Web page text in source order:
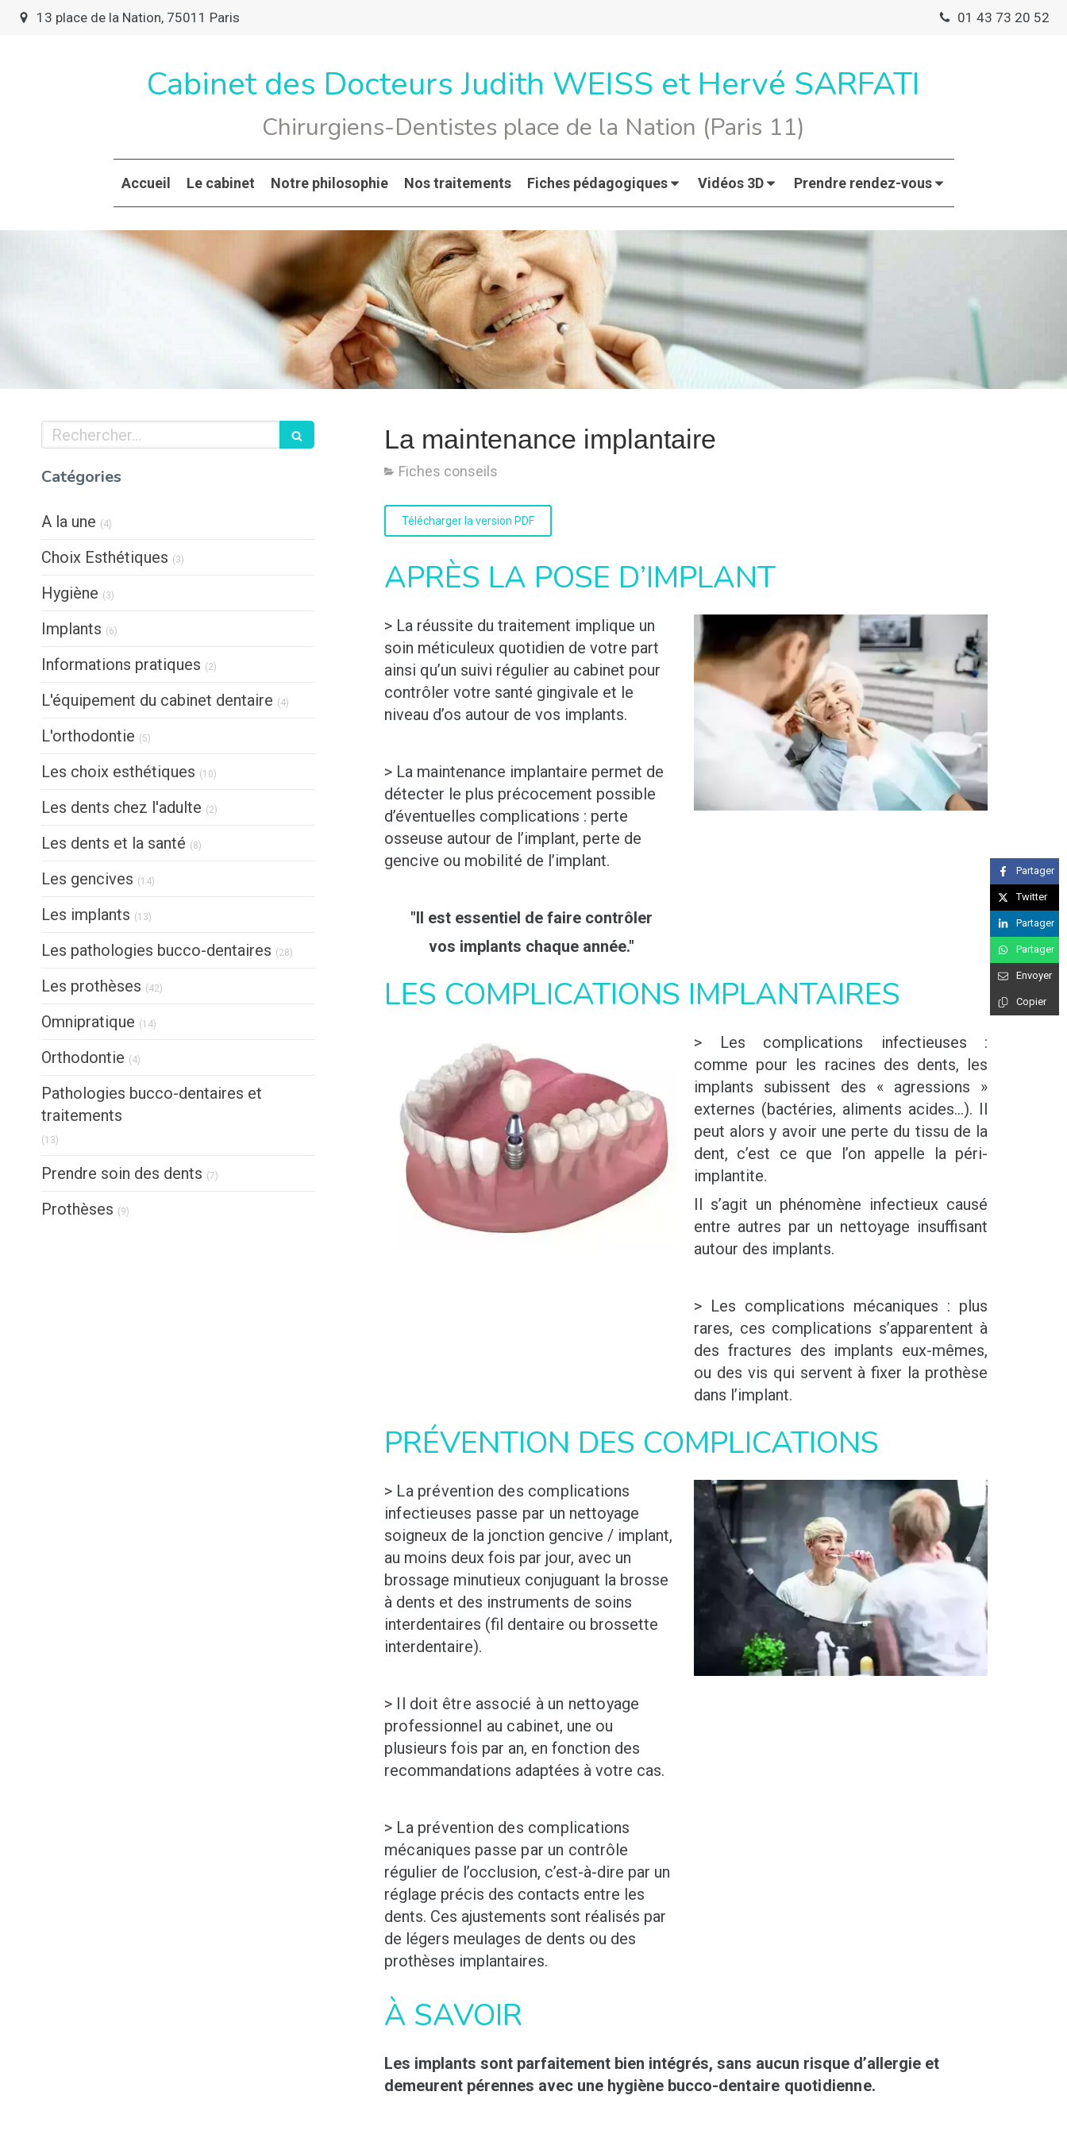
13 place de la Nation, 75011 Paris 01 43 73 20 52
Cabinet des Docteurs Judith WEISS et Hervé SARFATI
Chirurgiens-Dentistes place de la Nation (Paris 11)
Accueil Le cabinet Notre philosophie Nos traitements Fiches pédagogiques Vidéos 3D Prendre rendez-vous
La maintenance implantaire
Fiches conseils
Télécharger la version PDF
APRÈS LA POSE D’IMPLANT
> La réussite du traitement implique un
soin méticuleux quotidien de votre part
ainsi qu’un suivi régulier au cabinet pour
contrôler votre santé gingivale et le
niveau d’os autour de vos implants.
> La maintenance implantaire permet de
détecter le plus précocement possible
d’éventuelles complications : perte
osseuse autour de l’implant, perte de
gencive ou mobilité de l’implant.
"Il est essentiel de faire contrôler
vos implants chaque année."
LES COMPLICATIONS IMPLANTAIRES
> Les complications infectieuses :
comme pour les racines des dents, les
implants subissent des « agressions »
externes (bactéries, aliments acides...). Il
peut alors y avoir une perte du tissu de la
dent, c’est ce que l’on appelle la péri-
implantite.
Il s’agit un phénomène infectieux causé
entre autres par un nettoyage insuffisant
autour des implants.
> Les complications mécaniques : plus
rares, ces complications s’apparentent à
des fractures des implants eux-mêmes,
ou des vis qui servent à fixer la prothèse
dans l’implant.
PRÉVENTION DES COMPLICATIONS
> La prévention des complications
infectieuses passe par un nettoyage
soigneux de la jonction gencive / implant,
au moins deux fois par jour, avec un
brossage minutieux conjuguant la brosse
à dents et des instruments de soins
interdentaires (fil dentaire ou brossette
interdentaire).
> Il doit être associé à un nettoyage
professionnel au cabinet, une ou
plusieurs fois par an, en fonction des
recommandations adaptées à votre cas.
> La prévention des complications
mécaniques passe par un contrôle
régulier de l’occlusion, c’est-à-dire par un
réglage précis des contacts entre les
dents. Ces ajustements sont réalisés par
de légers meulages de dents ou des
prothèses implantaires.
À SAVOIR
Les implants sont parfaitement bien intégrés, sans aucun risque d’allergie et
demeurent pérennes avec une hygiène bucco-dentaire quotidienne.
Partager
Twitter
Partager
Partager
Envoyer
Copier
Rechercher
Catégories
A la une (4)
Choix Esthétiques (3)
Hygiène (3)
Implants (6)
Informations pratiques (2)
L'équipement du cabinet dentaire (4)
L'orthodontie (5)
Les choix esthétiques (10)
Les dents chez l'adulte (2)
Les dents et la santé (8)
Les gencives (14)
Les implants (13)
Les pathologies bucco-dentaires (28)
Les prothèses (42)
Omnipratique (14)
Orthodontie (4)
Pathologies bucco-dentaires et
traitements
(13)
Prendre soin des dents (7)
Prothèses (9)